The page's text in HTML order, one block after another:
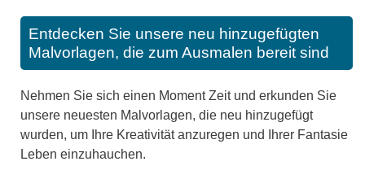
Entdecken Sie unsere neu hinzugefügten
Malvorlagen, die zum Ausmalen bereit sind
Nehmen Sie sich einen Moment Zeit und erkunden Sie
unsere neuesten Malvorlagen, die neu hinzugefügt
wurden, um Ihre Kreativität anzuregen und Ihrer Fantasie
Leben einzuhauchen.